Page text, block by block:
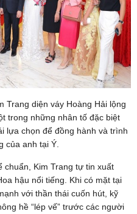
Trang diện váy Hoàng Hải lộng
trong những nhân tố đặc biệt
lựa chọn để đồng hành và trình
của anh tại Ý.
chuẩn, Kim Trang tự tin xuất
hậu nổi tiếng. Khi có mặt tại
với thần thái cuốn hút, kỹ
hề “lép vế” trước các người